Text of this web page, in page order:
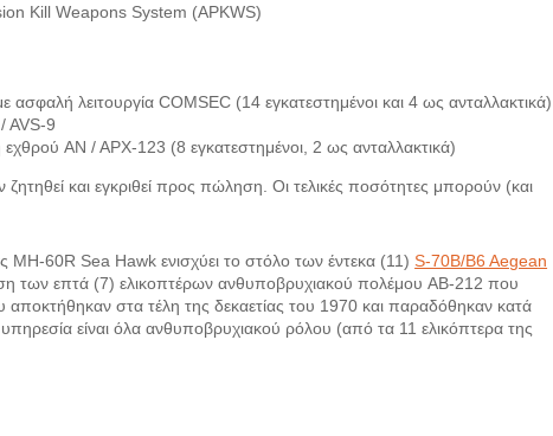
Kill Weapons System (APKWS)
λειτουργία COMSEC (14 εγκατεστημένοι και 4 ως ανταλλακτικά)
AVS-9
AN / APX-123 (8 εγκατεστημένοι, 2 ως ανταλλακτικά)
και εγκριθεί προς πώληση. Οι τελικές ποσότητες μπορούν (και
MH-60R Sea Hawk ενισχύει το στόλο των έντεκα (11)S-70B/B6 Aegean
των επτά (7) ελικοπτέρων ανθυποβρυχιακού πολέμου AB-212 που
αποκτήθηκαν στα τέλη της δεκαετίας του 1970 και παραδόθηκαν κατά
είναι όλα ανθυποβρυχιακού ρόλου (από τα 11 ελικόπτερα της